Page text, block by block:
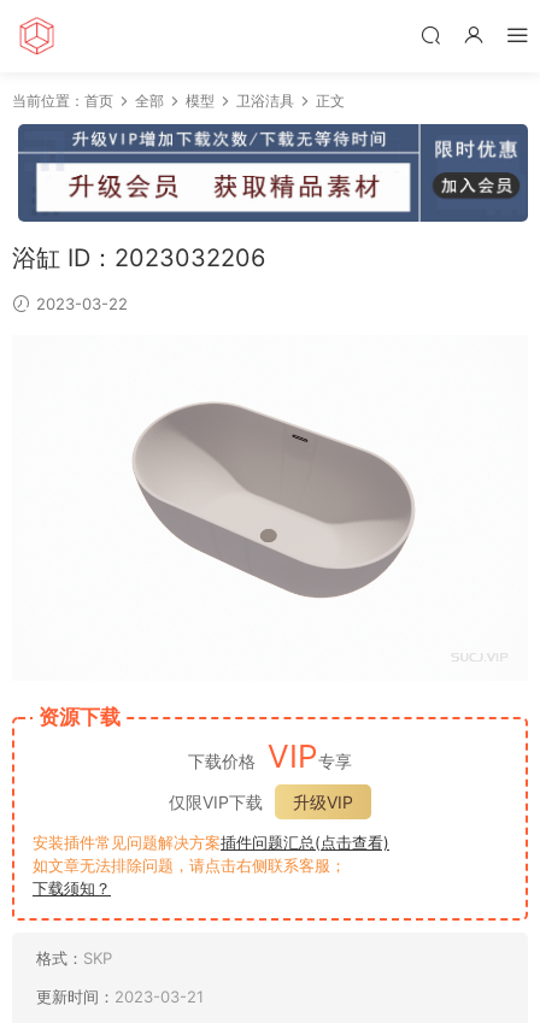
当前位置： 首页 全部 模型 卫浴洁具 正文
浴缸 ID：2023032206
2023-03-22
资源下载
下载价格 VIP专享
仅限VIP下载
升级VIP
安装插件常见问题解决方案插件问题汇总(点击查看)
如文章无法排除问题，请点击右侧联系客服；
下载须知？
格式： SKP
更新时间： 2023-03-21